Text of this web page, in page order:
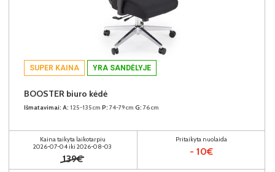
SUPER KAINA YRA SANDĖLYJE
BOOSTER biuro kėdė
Išmatavimai: A: 125-135cm P: 74-79cm G: 76cm
Kaina taikyta laikotarpiu
2026-07-04 iki 2026-08-03
139€
Pritaikyta nuolaida
- 10€